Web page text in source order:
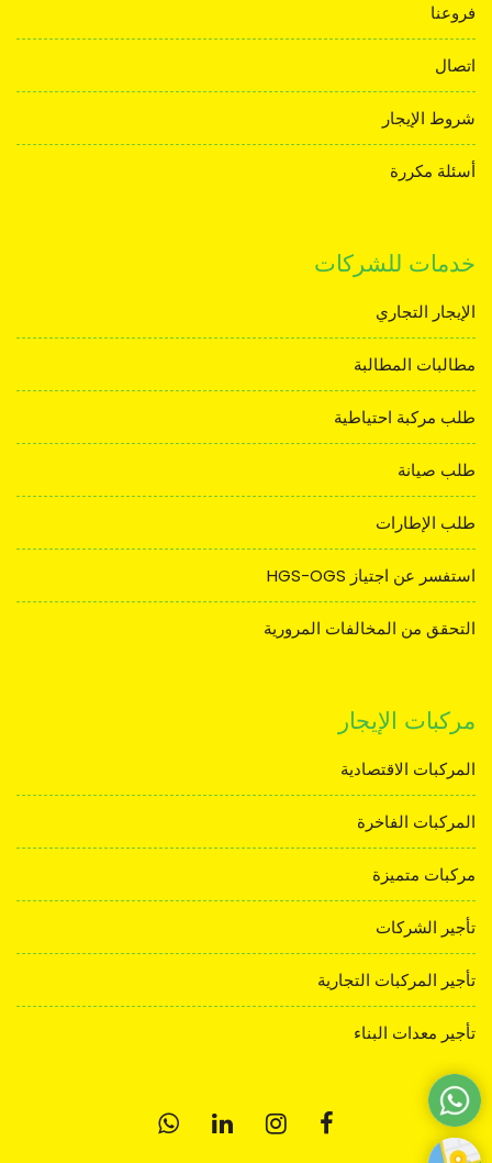
فروعنا
اتصال
شروط الإيجار
أسئلة مكررة
خدمات للشركات
الإيجار التجاري
مطالبات المطالبة
طلب مركبة احتياطية
طلب صيانة
طلب الإطارات
استفسر عن اجتياز HGS-OGS
التحقق من المخالفات المرورية
مركبات الإيجار
المركبات الاقتصادية
المركبات الفاخرة
مركبات متميزة
تأجير الشركات
تأجير المركبات التجارية
تأجير معدات البناء